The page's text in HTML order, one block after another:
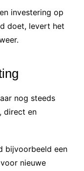
investering op
doet, levert het
nog steeds
direct en
bijvoorbeeld een
nieuwe